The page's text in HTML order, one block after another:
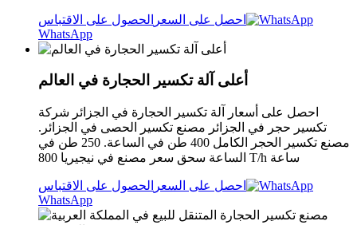
احصل على السعر الحصول على الاقتباس
WhatsApp
أعلى آلة تكسير الحجارة في العالم
احصل على أسعار آلة تكسير الحجارة في الجزائر شركة
تكسير حجر في الجزائر مصنع تكسير الحصى في الجزائر.
مصنع تكسير الحجر الكامل 400 طن في الساعة. 250 طن في
الساعة سحق سعر مصنع في نيجيريا 800 T/h ساعة
احصل على السعر الحصول على الاقتباس
WhatsApp